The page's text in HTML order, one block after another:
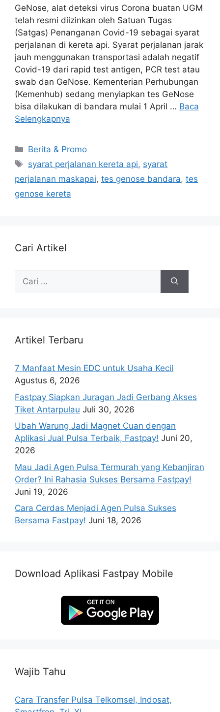
GeNose, alat deteksi virus Corona buatan UGM
telah resmi diizinkan oleh Satuan Tugas
(Satgas) Penanganan Covid-19 sebagai syarat
perjalanan di kereta api. Syarat perjalanan jarak
jauh menggunakan transportasi adalah negatif
Covid-19 dari rapid test antigen, PCR test atau
swab dan GeNose. Kementerian Perhubungan
(Kemenhub) sedang menyiapkan tes GeNose
bisa dilakukan di bandara mulai 1 April … Baca
Selengkapnya
Berita & Promo
syarat perjalanan kereta api, syarat
perjalanan maskapai, tes genose bandara, tes
genose kereta
Cari Artikel
Artikel Terbaru
7 Manfaat Mesin EDC untuk Usaha Kecil
Agustus 6, 2026
Fastpay Siapkan Juragan Jadi Gerbang Akses
Tiket Antarpulau Juli 30, 2026
Ubah Warung Jadi Magnet Cuan dengan
Aplikasi Jual Pulsa Terbaik, Fastpay! Juni 20,
2026
Mau Jadi Agen Pulsa Termurah yang Kebanjiran
Order? Ini Rahasia Sukses Bersama Fastpay!
Juni 19, 2026
Cara Cerdas Menjadi Agen Pulsa Sukses
Bersama Fastpay! Juni 18, 2026
Download Aplikasi Fastpay Mobile
Wajib Tahu
Cara Transfer Pulsa Telkomsel, Indosat,